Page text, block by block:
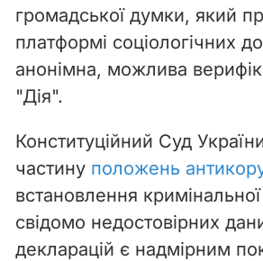
громадської думки, який
платформі соціологічних
анонімна, можлива
"Дія".
Конституційний Суд
частину положень
встановлення
свідомо недостовірних
декларацій є надмірним